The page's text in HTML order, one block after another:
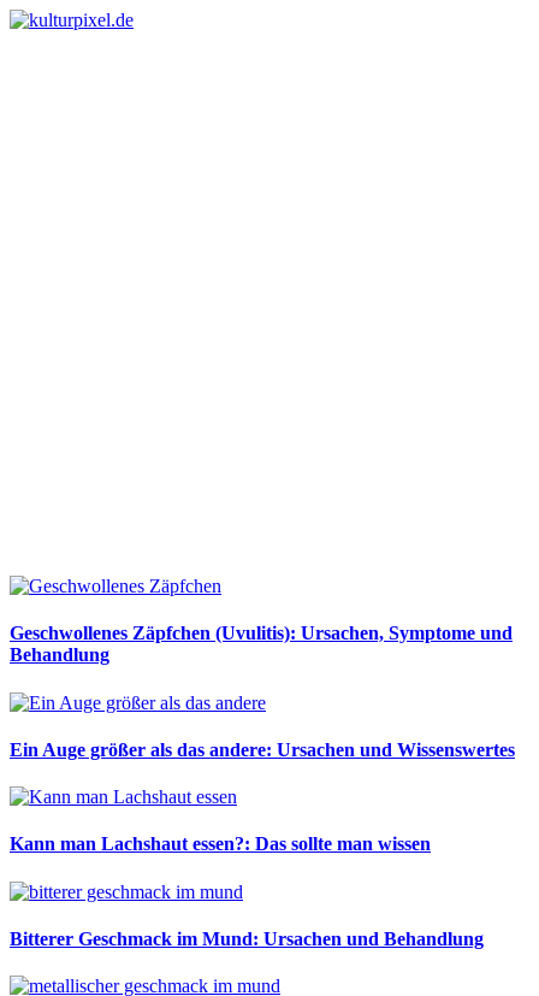
Geschwollenes Zäpfchen (Uvulitis): Ursachen, Symptome und
Behandlung
Ein Auge größer als das andere: Ursachen und Wissenswertes
Kann man Lachshaut essen?: Das sollte man wissen
Bitterer Geschmack im Mund: Ursachen und Behandlung